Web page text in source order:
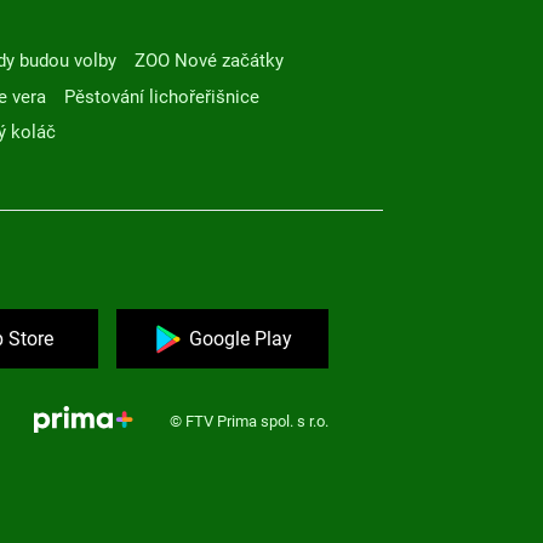
budou volby
ZOO Nové začátky
vera
Pěstování lichořeřišnice
koláč
Store Google Play
© FTV Prima spol. s r.o.